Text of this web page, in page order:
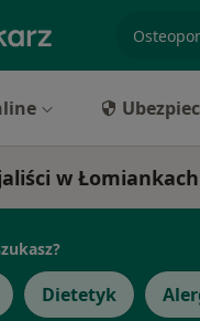
w Łomiankach
Dietetyk